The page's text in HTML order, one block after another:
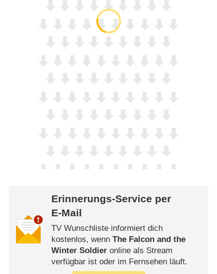
Erinnerungs-Service per
E-Mail
TV Wunschliste informiert dich
kostenlos, wenn The Falcon and the
Winter Soldieronline als Stream
verfügbar ist oder im Fernsehen läuft.